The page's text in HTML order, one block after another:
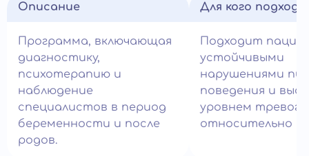
Описание
Программа, включающая
диагностику,
психотерапию и
наблюдение
специалистов в период
беременности и после
родов.
Для кого
Подходит
устойчивыми
нарушениями
поведения и
уровнем тревоги
относительно